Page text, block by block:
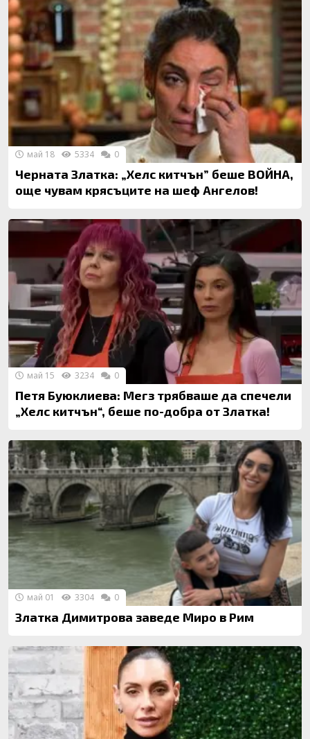
Черната Златка: „Хелс китчън” беше ВОЙНА,
още чувам крясъците на шеф Ангелов!
май 18 5334 0
Петя Буюклиева: Мегз трябваше да спечели
„Хелс китчън“, беше по-добра от Златка!
май 15 3234 0
Златка Димитрова заведе Миро в Рим
май 01 3304 0